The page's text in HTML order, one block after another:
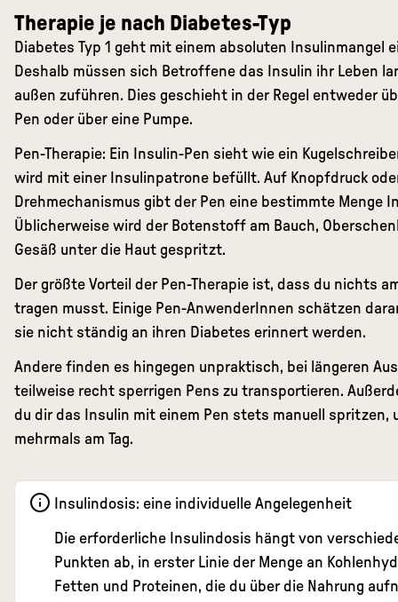
Therapie je nach Diabetes-Typ
Diabetes Typ 1 geht mit einem absoluten Insulinmangel
Deshalb müssen sich Betroffene das Insulin ihr Leben
außen zuführen. Dies geschieht in der Regel entweder
Pen oder über eine Pumpe.
Pen-Therapie: Ein Insulin-Pen sieht wie ein
wird mit einer Insulinpatrone befüllt. Auf Knopfdruck
Drehmechanismus gibt der Pen eine bestimmte Menge
Üblicherweise wird der Botenstoff am Bauch,
Gesäß unter die Haut gespritzt.
Der größte Vorteil der Pen-Therapie ist, dass du nichts
tragen musst. Einige Pen-AnwenderInnen schätzen
sie nicht ständig an ihren Diabetes erinnert werden.
Andere finden es hingegen unpraktisch, bei längeren
teilweise recht sperrigen Pens zu transportieren.
du dir das Insulin mit einem Pen stets manuell spritzen,
mehrmals am Tag.
Insulindosis: eine individuelle Angelegenheit
Die erforderliche Insulindosis hängt von
Punkten ab, in erster Linie der Menge an
Fetten und Proteinen, die du über die Nahrung